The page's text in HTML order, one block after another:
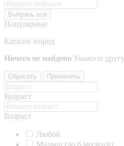
Выбрать все
Популярные
Каталог пород
Ничего не найдено Укажите
Сбросить Применить
Возраст
Возраст
Любой
Малыш (до 6 месяцев)